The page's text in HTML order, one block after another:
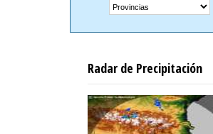
Radar de Precipitación